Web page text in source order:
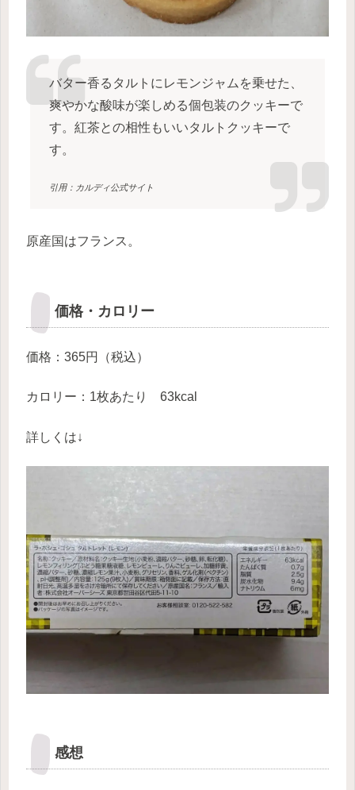
バター香るタルトにレモンジャムを乗せた、
爽やかな酸味が楽しめる個包装のクッキーで
す。紅茶との相性もいいタルトクッキーで
す。
引用：カルディ公式サイト
原産国はフランス。
価格・カロリー
価格：365円（税込）
カロリー：1枚あたり 63kcal
詳しくは↓
感想